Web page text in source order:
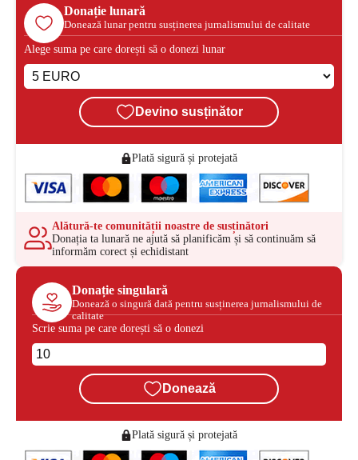
Donație lunară
Donează lunar pentru susținerea jurnalismului de calitate
Alege suma pe care dorești să o donezi lunar
Devino susținător
Plată sigură și protejată
Alătură-te comunității noastre de susținători
Donația ta lunară ne ajută să planificăm și să continuăm să
informăm corect și echidistant
Donație singulară
Donează o singură dată pentru susținerea jurnalismului de
calitate
Scrie suma pe care dorești să o donezi
Donează
Plată sigură și protejată